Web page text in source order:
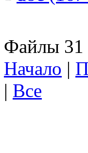
Файлы 31
Начало |
| Все